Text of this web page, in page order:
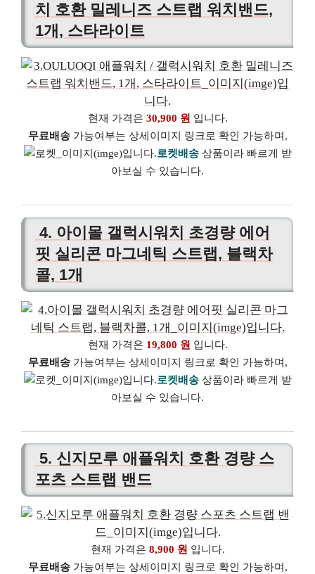
치 호환 밀레니즈 스트랩 워치밴드,
1개, 스타라이트
현재 가격은 30,900 원 입니다.
무료배송가능여부는 상세이미지 링크로 확인 가능하며,
로켓배송상품이라 빠르게 받
아보실 수 있습니다.
4. 아이몰 갤럭시워치 초경량 에어
핏 실리콘 마그네틱 스트랩, 블랙차
콜, 1개
현재 가격은 19,800 원 입니다.
무료배송가능여부는 상세이미지 링크로 확인 가능하며,
로켓배송상품이라 빠르게 받
아보실 수 있습니다.
5. 신지모루 애플워치 호환 경량 스
포츠 스트랩 밴드
현재 가격은 8,900 원 입니다.
무료배송가능여부는 상세이미지 링크로 확인 가능하며,